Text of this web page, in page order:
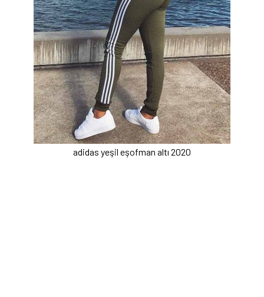
adidas yeşil eşofman altı 2020